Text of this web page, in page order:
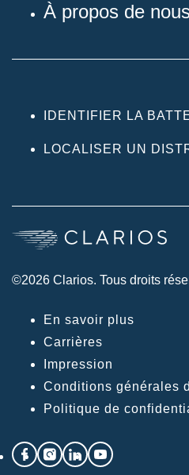
À propos de
IDENTIFIER LA
LOCALISER UN
©2026 Clarios. Tous droits
En savoir plus
Carrières
Impression
Conditions générales
Politique de